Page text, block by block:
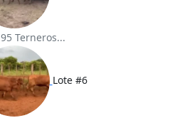
95 Terneros...
Lote #6